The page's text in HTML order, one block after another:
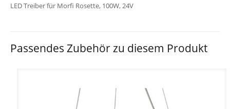
LED Treiber für Morfi Rosette, 100W, 24V
Passendes Zubehör zu diesem Produkt